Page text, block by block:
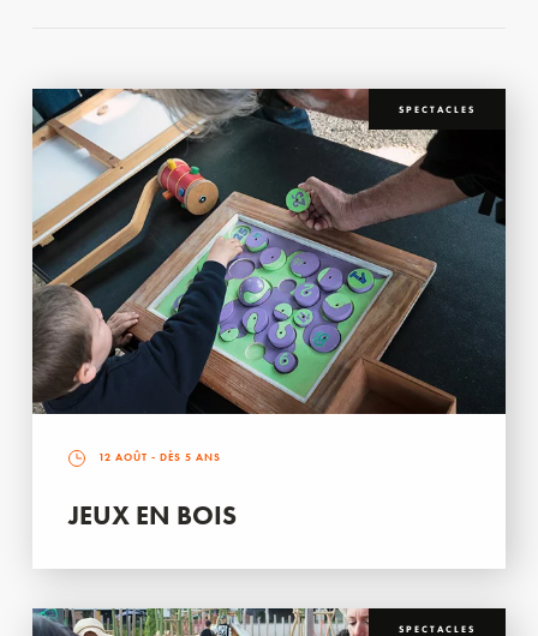
SPECTACLES
12 AOÛT - DÈS 5 ANS
JEUX EN BOIS
SPECTACLES